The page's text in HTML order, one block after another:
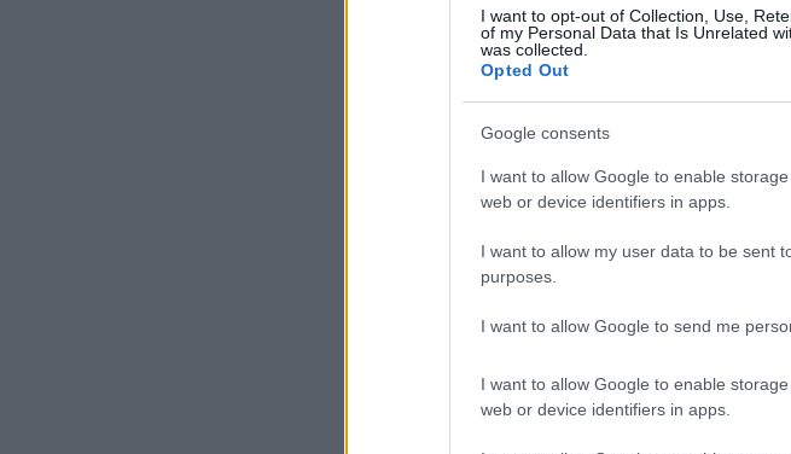
I want to opt-out of Collection, Use,
of my Personal Data that Is Unrelated
was collected.
Opted Out
Google consents
I want to allow Google to enable
web or device identifiers in apps.
I want to allow my user data to be sent
purposes.
I want to allow Google to send me
I want to allow Google to enable
web or device identifiers in apps.